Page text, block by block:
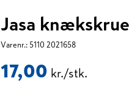
Jasa
Varenr.: 5110 2021658
17,00 kr./stk.